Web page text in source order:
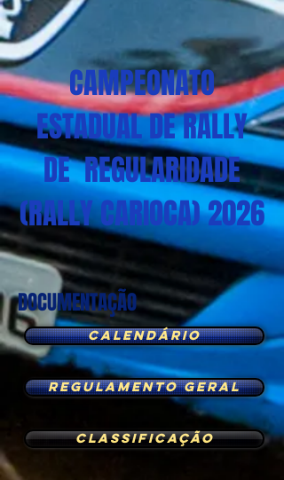
CAMPEONATO
ESTADUAL DE RALLY
DE REGULARIDADE
(RALLY CARIOCA) 2026
DOCUMENTAÇÃO
Calendário
REGULAMENTO GERAL
classificação